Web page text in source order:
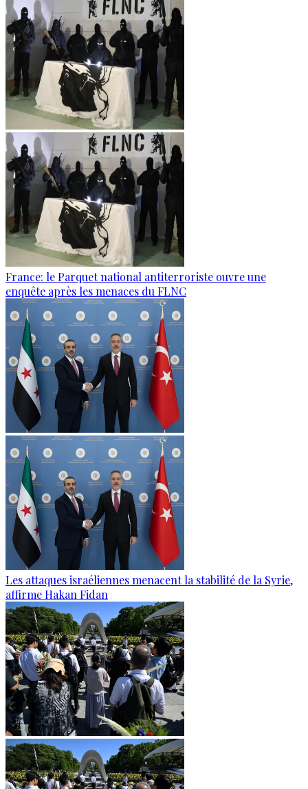
France: le Parquet national antiterroriste ouvre une
enquête après les menaces du FLNC
Les attaques israéliennes menacent la stabilité de la Syrie,
affirme Hakan Fidan